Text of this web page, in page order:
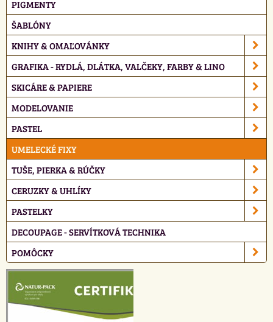
PIGMENTY
ŠABLÓNY
KNIHY & OMAĽOVÁNKY
GRAFIKA - RYDLÁ, DLÁTKA, VALČEKY, FARBY & LINO
SKICÁRE & PAPIERE
MODELOVANIE
PASTEL
UMELECKÉ FIXY
TUŠE, PIERKA & RÚČKY
CERUZKY & UHLÍKY
PASTELKY
DECOUPAGE - SERVÍTKOVÁ TECHNIKA
POMÔCKY